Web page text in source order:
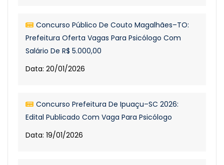
Concurso Público De Couto Magalhães–TO:
Prefeitura Oferta Vagas Para Psicólogo Com
Salário De R$ 5.000,00
Data: 20/01/2026
Concurso Prefeitura De Ipuaçu–SC 2026:
Edital Publicado Com Vaga Para Psicólogo
Data: 19/01/2026